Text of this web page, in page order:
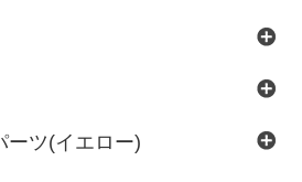
ーツ(イエロー)